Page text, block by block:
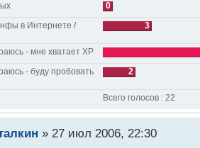
0
в Интернете /
3
- мне хватает ХР
- буду пробовать
2
Всего голосов : 22
» 27 июл 2006, 22:30